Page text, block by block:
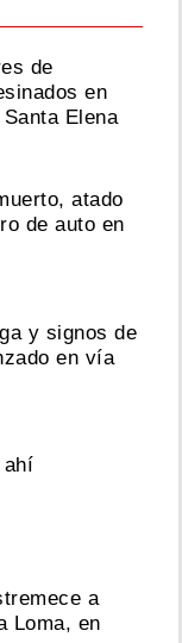
de
en
Elena
atado
de auto en
y signos de
en vía
ahí
a
Loma, en